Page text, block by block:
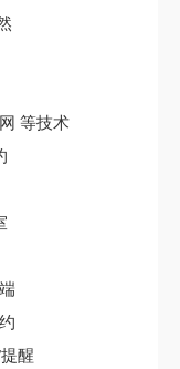
等技术
醒